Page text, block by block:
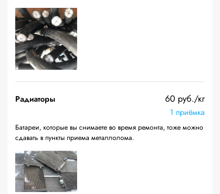
Радиаторы 60 руб./кг
1 приёмка
Батареи, которые вы снимаете во время ремонта, тоже можно
сдавать в пункты приема металлолома.